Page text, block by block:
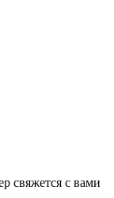
свяжется с вами